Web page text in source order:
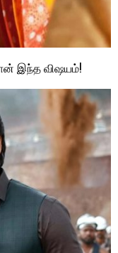
இந்த விஷயம்!